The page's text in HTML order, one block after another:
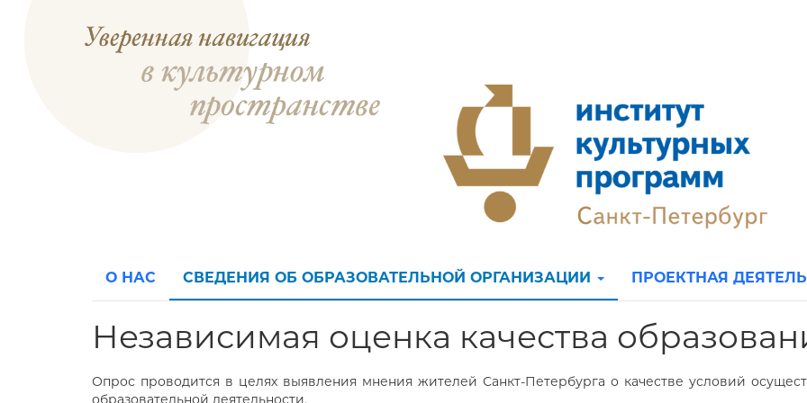
О НАС СВЕДЕНИЯ ОБ ОБРАЗОВАТЕЛЬНОЙ ОРГАНИЗАЦИИ ПРОЕКТНАЯ
Независимая оценка качества
Опрос проводится в целях выявления мнения жителей Санкт-Петербурга о качестве условий
образовательной деятельности.